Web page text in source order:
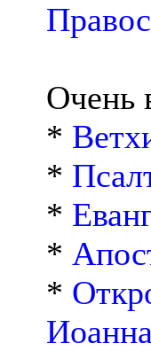
Очень
*
*
*
*
*